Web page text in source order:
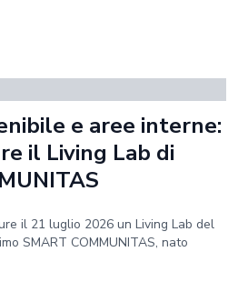
e aree interne:
il Living Lab di
il 21 luglio 2026 un Living Lab del
SMART COMMUNITAS, nato